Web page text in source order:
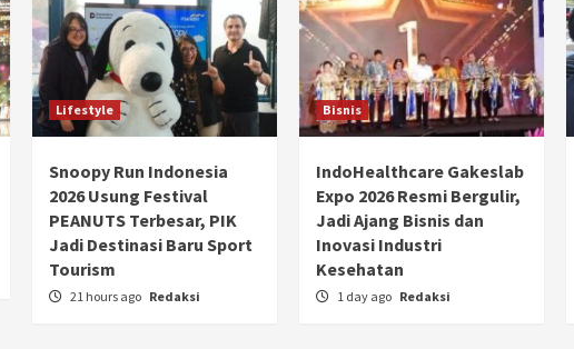
Lifestyle
Snoopy Run Indonesia
2026 Usung Festival
PEANUTS Terbesar, PIK
Jadi Destinasi Baru Sport
Tourism
21 hours ago Redaksi
Bisnis
IndoHealthcare Gakeslab
Expo 2026 Resmi Bergulir,
Jadi Ajang Bisnis dan
Inovasi Industri
Kesehatan
1 day ago Redaksi